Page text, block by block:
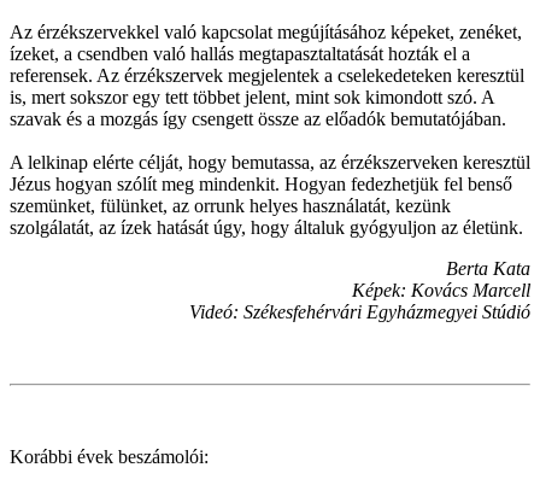
Az érzékszervekkel való kapcsolat megújításához képeket, zenéket,
ízeket, a csendben való hallás megtapasztaltatását hozták el a
referensek. Az érzékszervek megjelentek a cselekedeteken keresztül
is, mert sokszor egy tett többet jelent, mint sok kimondott szó. A
szavak és a mozgás így csengett össze az előadók bemutatójában.
A lelkinap elérte célját, hogy bemutassa, az érzékszerveken keresztül
Jézus hogyan szólít meg mindenkit. Hogyan fedezhetjük fel benső
szemünket, fülünket, az orrunk helyes használatát, kezünk
szolgálatát, az ízek hatását úgy, hogy általuk gyógyuljon az életünk.
Berta Kata
Képek: Kovács Marcell
Videó: Székesfehérvári Egyházmegyei Stúdió
Korábbi évek beszámolói: